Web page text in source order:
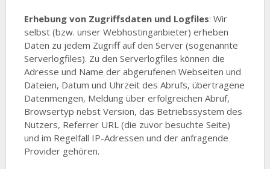
Erhebung von Zugriffsdaten und Logfiles: Wir
selbst (bzw. unser Webhostinganbieter) erheben
Daten zu jedem Zugriff auf den Server (sogenannte
Serverlogfiles). Zu den Serverlogfiles können die
Adresse und Name der abgerufenen Webseiten und
Dateien, Datum und Uhrzeit des Abrufs, übertragene
Datenmengen, Meldung über erfolgreichen Abruf,
Browsertyp nebst Version, das Betriebssystem des
Nutzers, Referrer URL (die zuvor besuchte Seite)
und im Regelfall IP-Adressen und der anfragende
Provider gehören.